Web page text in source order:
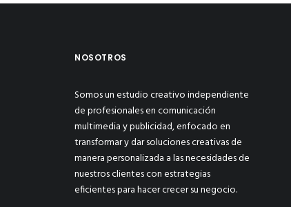
NOSOTROS
Somos un estudio creativo independiente
de profesionales en comunicación
multimedia y publicidad, enfocado en
transformar y dar soluciones creativas de
manera personalizada a las necesidades de
nuestros clientes con estrategias
eficientes para hacer crecer su negocio.